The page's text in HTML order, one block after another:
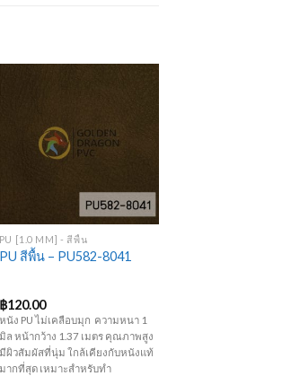
Add to
PU [1.0 MM] - สีพื้น
PU สีพื้น – PU582-8041
฿120.00
หนัง PU ไม่เคลือบมุก ความหนา 1
มิล หน้ากว้าง 1.37 เมตร คุณภาพสูง
มีผิวสัมผัสที่นุ่ม ใกล้เคียงกับหนังแท้
มากที่สุด เหมาะสำหรับทำ